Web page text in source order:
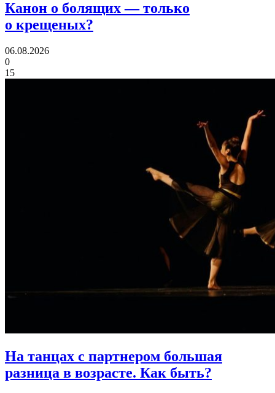
Канон о болящих— только
о крещеных?
06.08.2026
0
15
На танцах с партнером большая
разница в возрасте. Как быть?